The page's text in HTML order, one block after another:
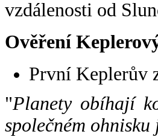
vzdálenosti od
Ověření
První Keplerův
"Planety obíhají
společném ohnisku